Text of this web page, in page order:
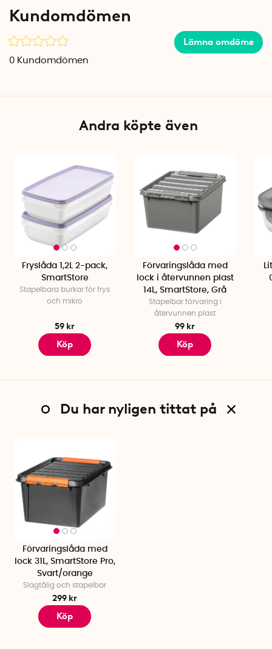
finns i olika storlekar och passar alla i varandra, så du kan
Mått: 50 x 39 x 26 cm
Tillverkad i: Sverige
Kundomdömen
Lämna omdöme
0 Kundomdömen
Andra köpte även
Fryslåda 1,2L 2-pack,
SmartStore
Stapelbara burkar för frys
och mikro
59 kr
Köp
Förvaringslåda med
lock i återvunnen plast
14L, SmartStore, Grå
Stapelbar förvaring i
återvunnen plast
99 kr
Köp
Du har nyligen tittat på
Förvaringslåda med
lock 31L, SmartStore Pro,
Svart/orange
Slagtålig och stapelbar
299 kr
Köp